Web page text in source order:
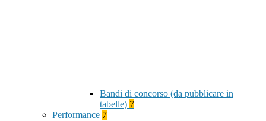
Bandi di concorso (da pubblicare in
tabelle) 7
Performance 7